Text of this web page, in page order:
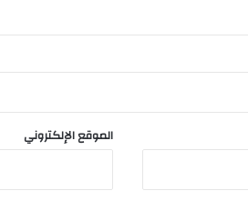
الموقع الإلكتروني